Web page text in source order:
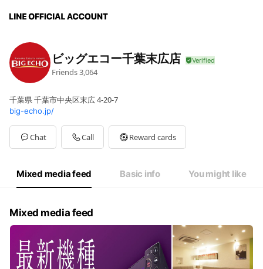
ビッグエコー千葉末広店
Friends3,064
千葉県 千葉市中央区末広 4-20-7
big-echo.jp/
Chat Call Reward cards
Mixed media feed Basic info You might like
Mixed media feed